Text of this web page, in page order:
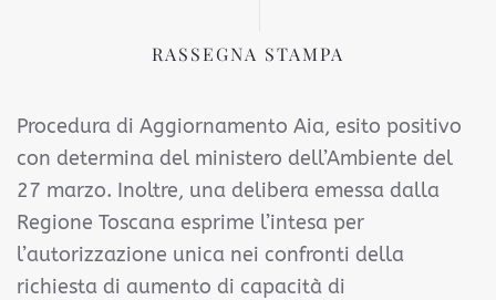
RASSEGNA STAMPA
Procedura di Aggiornamento Aia, esito positivo
con determina del ministero dell’Ambiente del
27 marzo. Inoltre, una delibera emessa dalla
Regione Toscana esprime l’intesa per
l’autorizzazione unica nei confronti della
richiesta di aumento di capacità di